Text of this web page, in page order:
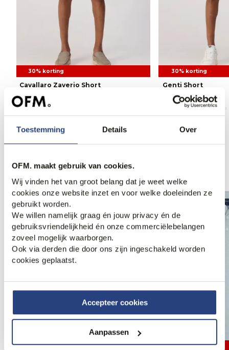
Toestemming Details Over
OFM. maakt gebruik van cookies.
Wij vinden het van groot belang dat je weet welke
cookies onze website inzet en voor welke doeleinden ze
gebruikt worden.
We willen namelijk graag én jouw privacy én de
gebruiksvriendelijkheid én onze commerciëlebelangen
zoveel mogelijk waarborgen.
Ook via derden die door ons zijn ingeschakeld worden
cookies geplaatst.
Accepteer cookies
Aanpassen
30% korting
Cavallaro Zaverio Short
119,95
83,95
30% korting
Genti Short
119,90
83,95
30% korting 30% korting